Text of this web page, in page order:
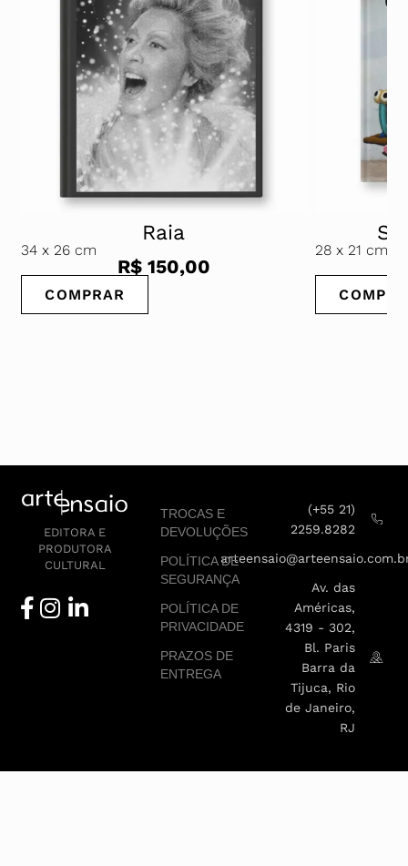
Raia
34 x 26 cm
R$150,00
COMPRAR
28 x 21 cm
EDITORA E
PRODUTORA
CULTURAL
TROCAS E
DEVOLUÇÕES
POLÍTICA DE
SEGURANÇA
POLÍTICA DE
PRIVACIDADE
PRAZOS DE
ENTREGA
(+55 21)
2259.8282
Av. das
Américas,
4319 - 302,
Bl. Paris
Barra da
Tijuca, Rio
de Janeiro,
RJ